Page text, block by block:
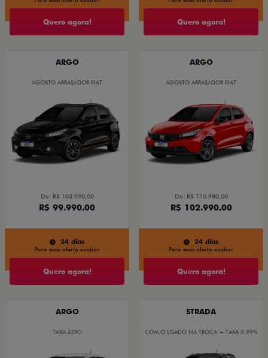
Quero agora! Quero agora!
ARGO
AGOSTO ARRASADOR FIAT
De: R$ 103.990,00
R$ 99.990,00
24 dias
Para essa oferta acabar
Quero agora!
ARGO
AGOSTO ARRASADOR FIAT
De: R$ 110.980,00
R$ 102.990,00
24 dias
Para essa oferta acabar
Quero agora!
ARGO
TAXA ZERO
STRADA
COM O USADO NA TROCA + TAXA 0,99%